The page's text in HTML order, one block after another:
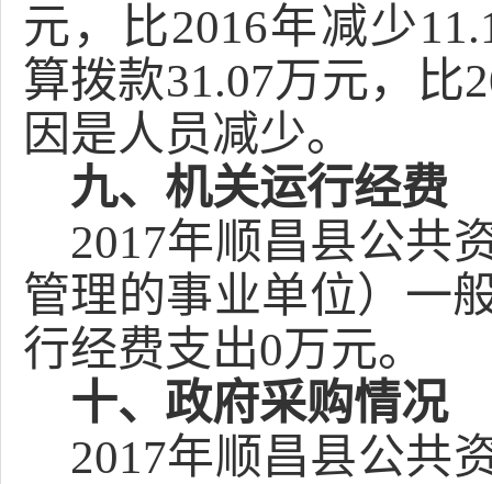
元，比2016年减少
算拨款31.07万元，比
因是人员减少。
九、机关运行经费
2017年顺昌县公共
管理的事业单位）一
行经费支出0万元。
十、政府采购情况
2017年顺昌县公共